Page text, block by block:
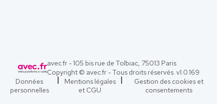
avec.fr - 105 bis rue de Tolbiac, 75013 Paris
Copyright © avec.fr - Tous droits réservés. v1.0.169
Données
personnelles
Mentions légales
et CGU
Gestion des cookies et
consentements